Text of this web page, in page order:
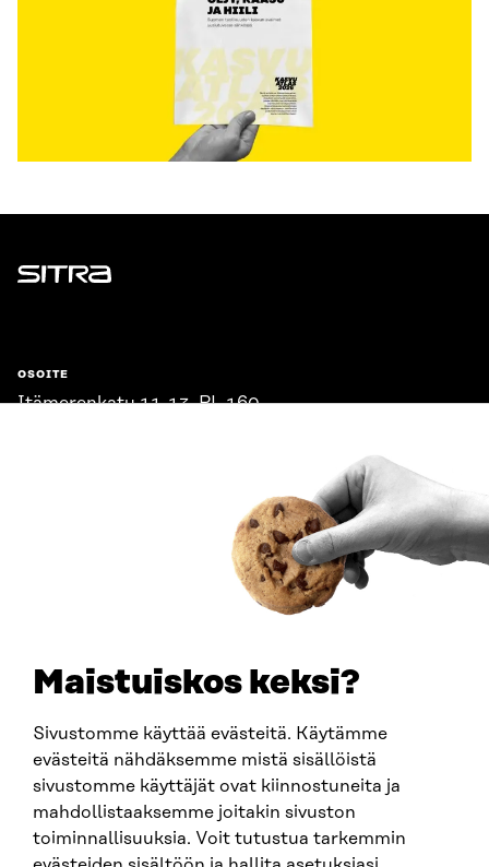
Maistuiskos keksi?
Sivustomme käyttää evästeitä. Käytämme
evästeitä nähdäksemme mistä sisällöistä
sivustomme käyttäjät ovat kiinnostuneita ja
mahdollistaaksemme joitakin sivuston
toiminnallisuuksia. Voit tutustua tarkemmin
Sitra
OSOITE
Itämerenkatu 11-13, PL 160,
SITRA SOSIAALISESSA MEDIASSA
LinkedIn
Instagram
YouTube